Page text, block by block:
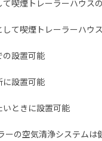
て喫煙トレーラーハウス
して喫煙トレーラーハウ
の設置可能
に設置可能
いときに設置可能
ーの空気清浄システムは